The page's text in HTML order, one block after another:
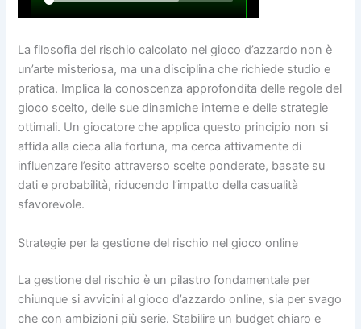
La filosofia del rischio calcolato nel gioco d’azzardo non è
un’arte misteriosa, ma una disciplina che richiede studio e
pratica. Implica la conoscenza approfondita delle regole del
gioco scelto, delle sue dinamiche interne e delle strategie
ottimali. Un giocatore che applica questo principio non si
affida alla cieca alla fortuna, ma cerca attivamente di
influenzare l’esito attraverso scelte ponderate, basate su
dati e probabilità, riducendo l’impatto della casualità
sfavorevole.
Strategie per la gestione del rischio nel gioco online
La gestione del rischio è un pilastro fondamentale per
chiunque si avvicini al gioco d’azzardo online, sia per svago
che con ambizioni più serie. Stabilire un budget chiaro e